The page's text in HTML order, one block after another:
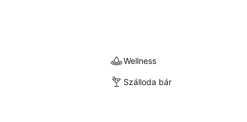
Wellness
Szálloda bár